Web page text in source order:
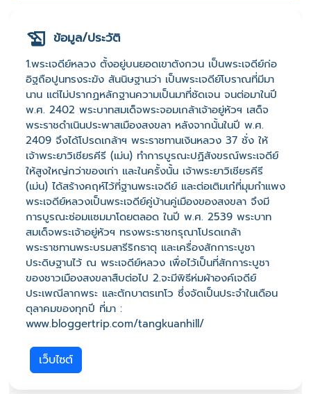
ข้อมูล/ประวัติ
1.พระเจดีย์หลวง ตั้งอยู่บนยอดเขาตังกวน เป็นพระเจดีย์ก่อ
อิฐถือปูนทรงระฆัง สันนิษฐานว่า เป็นพระเจดีย์โบราณที่มีมา
นาน แต่ไม่ปรากฏหลักฐานความเป็นมาที่ชัดเจน จนต่อมาในปี
พ.ศ. 2402 พระบาทสมเด็จพระจอมเกล้าเจ้าอยู่หัวฯ เสด็จ
พระราชดำเนินประพาสเมืองสงขลา หลังจากนั้นในปี พ.ศ.
2409 จึงได้โปรดเกล้าฯ พระราชทานเงินหลวง 37 ชั่ง ให้
เจ้าพระยาวิเชียรคีรี (เม่น) ทำการบูรณะปฏิสังขรณ์พระเจดีย์
ให้สูงใหญ่กว่าของเก่า และในครั้งนั้น เจ้าพระยาวิเชียรคีรี
(เม่น) ได้สร้างคฤห์ไว้ที่ฐานพระเจดีย์ และต่อเติมเก๋ที่มุมกำแพง
พระเจดีย์หลวงเป็นพระเจดีย์คู่บ้านคู่เมืองของสงขลา จึงมี
การบูรณะซ่อมแซมมาโดยตลอด ในปี พ.ศ. 2539 พระบาท
สมเด็จพระเจ้าอยู่หัวฯ ทรงพระราชกรุณาโปรดเกล้า
พระราชทานพระบรมสารีริกธาตุ และเครื่องสักการะบูชา
ประดิษฐานไว้ ณ พระเจดีย์หลวง เพื่อไว้เป็นที่สักการะบูชา
ของชาวเมืองสงขลาสืบต่อไป 2.จะมีพิธีห่มผ้าองค์เจดีย์
ประเพณีลากพระ และตักบาตรเทโว ซึ่งจัดเป็นประจำในเดือน
ตุลาคมของทุกปี ที่มา :
www.bloggertrip.com/tangkuanhill/
เว็บไซต์